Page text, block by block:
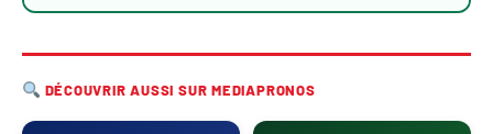
DÉCOUVRIR AUSSI SUR MEDIAPRONOS